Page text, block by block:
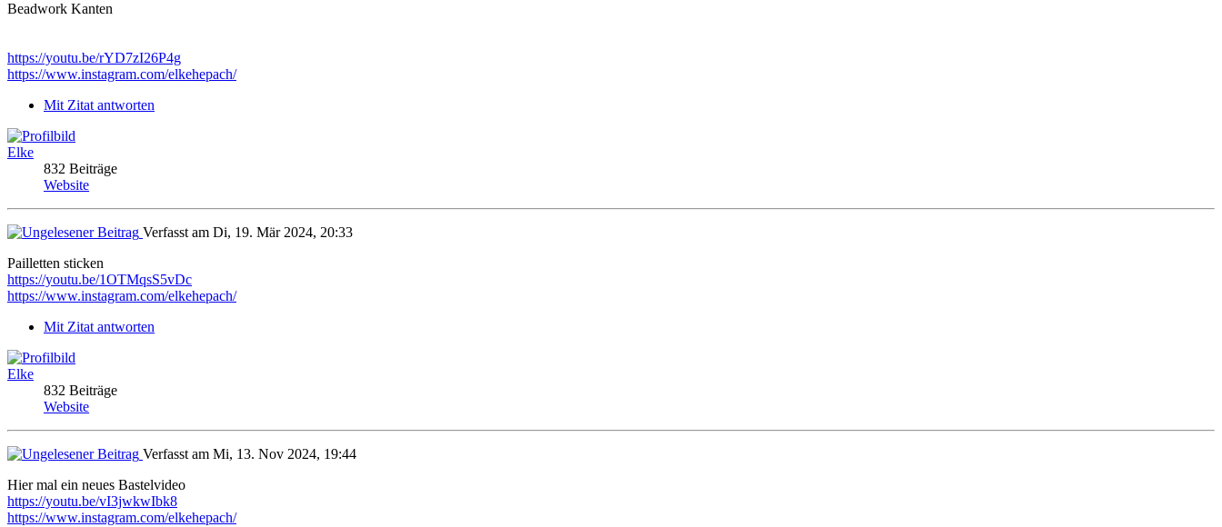
Beadwork Kanten
https://youtu.be/rYD7zI26P4g
https://www.instagram.com/elkehepach/
Mit Zitat antworten
Elke
832 Beiträge
Website
Verfasst am Di, 19. Mär 2024, 20:33
Pailletten sticken
https://youtu.be/1OTMqsS5vDc
https://www.instagram.com/elkehepach/
Mit Zitat antworten
Elke
832 Beiträge
Website
Verfasst am Mi, 13. Nov 2024, 19:44
Hier mal ein neues Bastelvideo
https://youtu.be/vI3jwkwIbk8
https://www.instagram.com/elkehepach/